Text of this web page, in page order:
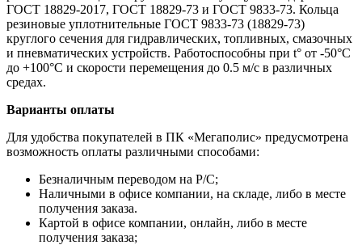
ГОСТ 18829-2017, ГОСТ 18829-73 и ГОСТ 9833-73. Кольца
резиновые уплотнительные ГОСТ 9833-73 (18829-73)
круглого сечения для гидравлических, топливных, смазочных
и пневматических устройств. Работоспособны при t° от -50°С
до +100°С и скорости перемещения до 0.5 м/с в различных
средах.
Варианты оплаты
Для удобства покупателей в ПК «Мегаполис» предусмотрена
возможность оплаты различными способами:
Безналичным переводом на Р/С;
Наличными в офисе компании, на складе, либо в месте
получения заказа.
Картой в офисе компании, онлайн, либо в месте
получения заказа;